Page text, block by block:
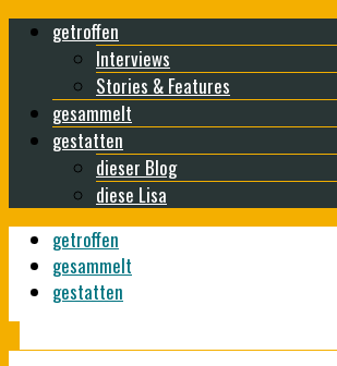
getroffen
Interviews
Stories & Features
gesammelt
gestatten
dieser Blog
diese Lisa
getroffen
gesammelt
gestatten